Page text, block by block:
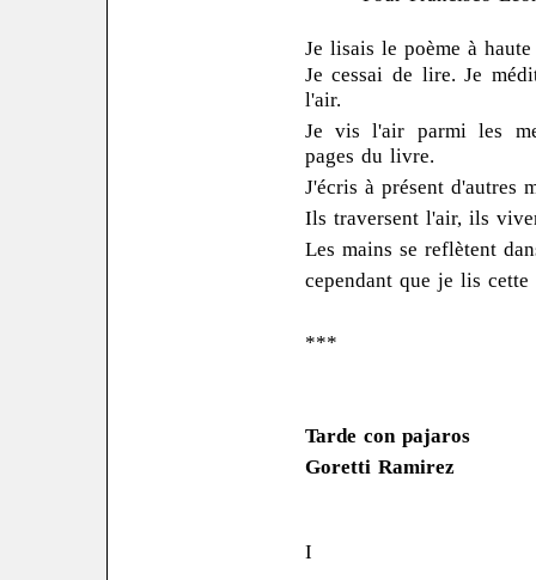
Je lisais le poème à
Je cessai de lire. Je
l'air.
Je vis l'air parmi les
pages du livre.
J'écris à présent d'autres
Ils traversent l'air, ils
Les mains se reflètent
cependant que je lis
***
Tarde con pajaros
Goretti Ramirez
I